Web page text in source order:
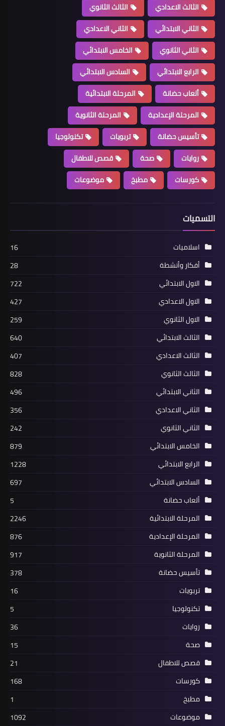
الثالث الاعدادي
الثالث الثانوي
الثاني الابتدائي
الثاني الاعدادي
الثاني الثانوي
الخامس الابتدائي
الرابع الابتدائي
السادس الابتدائي
ألعاب حضانة
المرحلة الابتدائية
المرحلة الإعدادية
المرحلة الثانوية
تأسيس حضانة
تربويات
تكنولوجيا
روايات
صحة
قصص للاطفال
كورسات
مطبخ موضوعات
التسميات
اسلاميات
16
أفكار وأنشطة
28
الاول الابتدائي
722
الاول الاعدادي
427
الاول الثانوي
259
الثالث الابتدائي
640
الثالث الاعدادي
407
الثالث الثانوي
828
الثاني الابتدائي
496
الثاني الاعدادي
356
الثاني الثانوي
242
الخامس الابتدائي
879
الرابع الابتدائي
1228
السادس الابتدائي
697
ألعاب حضانة
5
المرحلة الابتدائية
2246
المرحلة الإعدادية
876
المرحلة الثانوية
917
تأسيس حضانة
378
تربويات
16
تكنولوجيا
5
روايات
36
صحة
15
قصص للاطفال
21
كورسات
168
مطبخ
1
موضوعات
1092